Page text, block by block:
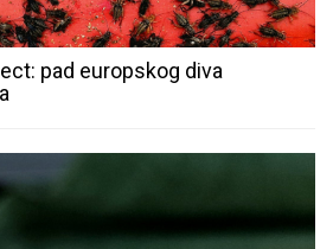
pad europskog diva